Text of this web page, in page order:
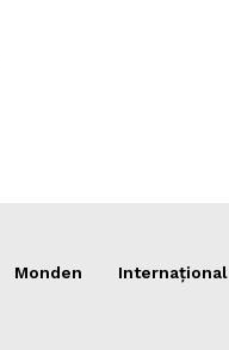
Monden Internațional